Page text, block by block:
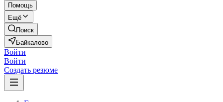
Помощь
Ещё
Поиск
Байкалово
Войти
Войти
Создать резюме